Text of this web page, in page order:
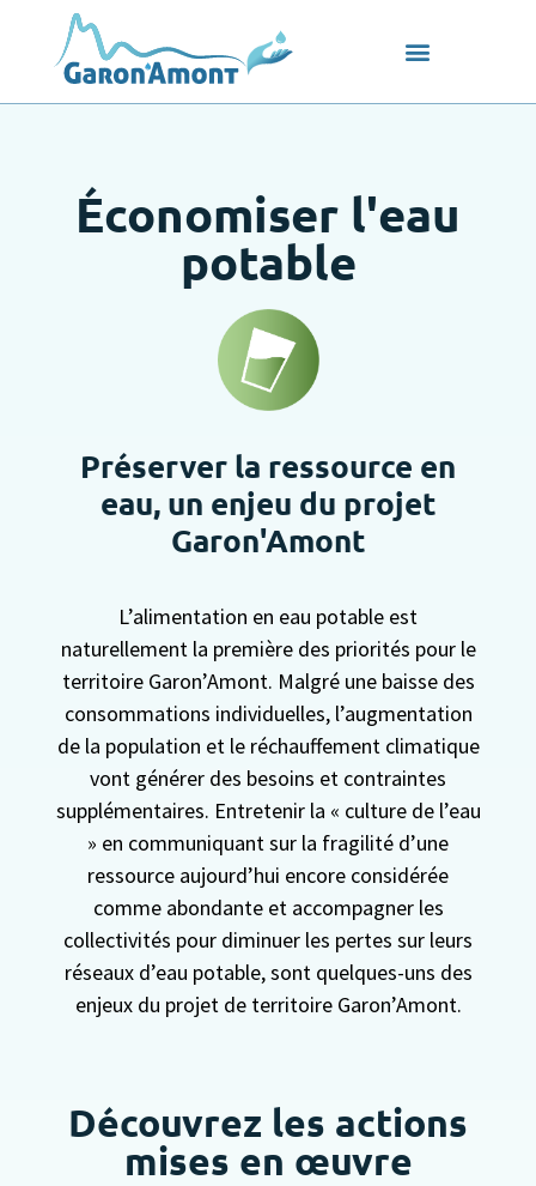
Économiser l'eau
potable
Préserver la ressource en
eau, un enjeu du projet
Garon'Amont
L’alimentation en eau potable est
naturellement la première des priorités pour le
territoire Garon’Amont. Malgré une baisse des
consommations individuelles, l’augmentation
de la population et le réchauffement climatique
vont générer des besoins et contraintes
supplémentaires. Entretenir la « culture de l’eau
» en communiquant sur la fragilité d’une
ressource aujourd’hui encore considérée
comme abondante et accompagner les
collectivités pour diminuer les pertes sur leurs
réseaux d’eau potable, sont quelques-uns des
enjeux du projet de territoire Garon’Amont.
Découvrez les actions
mises en œuvre